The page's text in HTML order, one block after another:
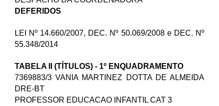
DEFERIDOS
LEI Nº 14.660/2007, DEC. Nº 50.069/2008 e DEC. Nº
55.348/2014
TABELA II (TÍTULOS) - 1º ENQUADRAMENTO
7369883/3 VANIA MARTINEZ DOTTA DE ALMEIDA
DRE-BT
PROFESSOR EDUCACAO INFANTIL CAT 3